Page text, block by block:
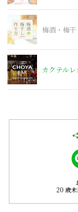
梅酒・梅
カクテルレ
20 歳未